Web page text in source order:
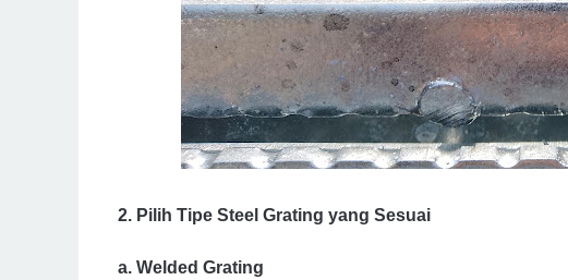
2. Pilih Tipe Steel Grating yang Sesuai
a. Welded Grating